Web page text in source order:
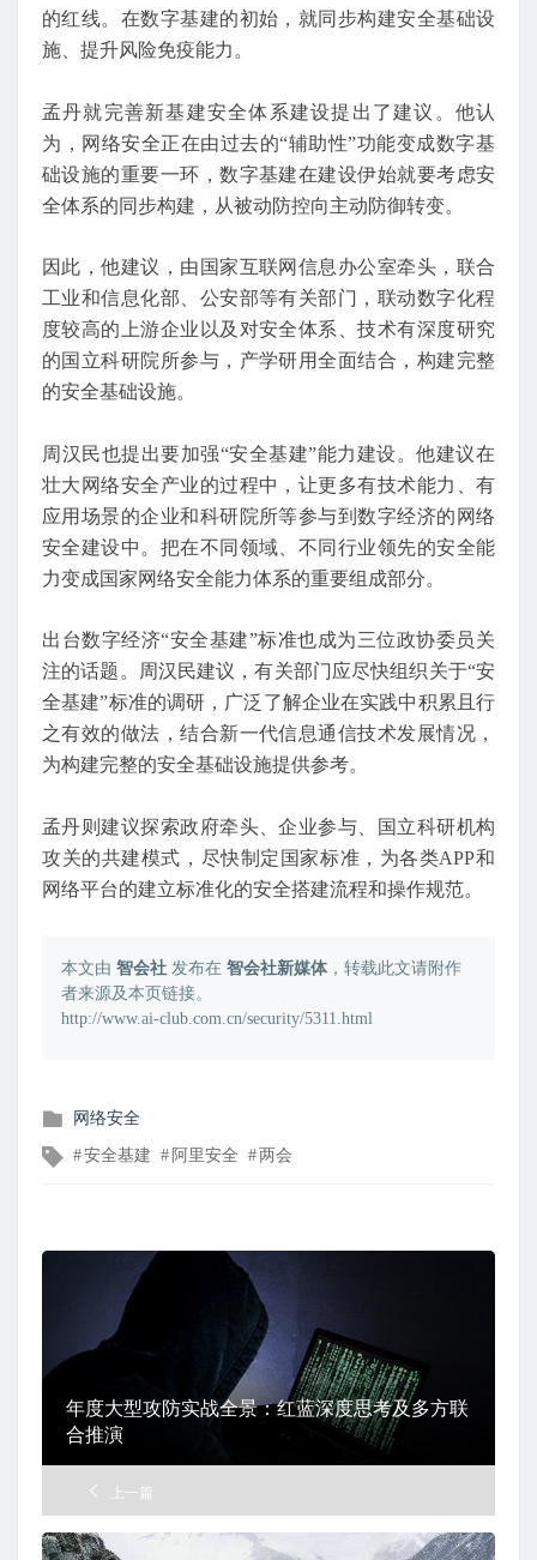
的红线。在数字基建的初始，就同步构建安全基础设
施、提升风险免疫能力。
孟丹就完善新基建安全体系建设提出了建议。他认
为，网络安全正在由过去的“辅助性”功能变成数字基
础设施的重要一环，数字基建在建设伊始就要考虑安
全体系的同步构建，从被动防控向主动防御转变。
因此，他建议，由国家互联网信息办公室牵头，联合
工业和信息化部、公安部等有关部门，联动数字化程
度较高的上游企业以及对安全体系、技术有深度研究
的国立科研院所参与，产学研用全面结合，构建完整
的安全基础设施。
周汉民也提出要加强“安全基建”能力建设。他建议在
壮大网络安全产业的过程中，让更多有技术能力、有
应用场景的企业和科研院所等参与到数字经济的网络
安全建设中。把在不同领域、不同行业领先的安全能
力变成国家网络安全能力体系的重要组成部分。
出台数字经济“安全基建”标准也成为三位政协委员关
注的话题。周汉民建议，有关部门应尽快组织关于“安
全基建”标准的调研，广泛了解企业在实践中积累且行
之有效的做法，结合新一代信息通信技术发展情况，
为构建完整的安全基础设施提供参考。
孟丹则建议探索政府牵头、企业参与、国立科研机构
攻关的共建模式，尽快制定国家标准，为各类APP和
网络平台的建立标准化的安全搭建流程和操作规范。
本文由 智会社 发布在 智会社新媒体，转载此文请附作
者来源及本页链接。
http://www.ai-club.com.cn/security/5311.html
发
在
网络安全
文安全基建 阿里安全 两会
年度大型攻防实战全景：红蓝深度思考及多方联
合推演
上一篇